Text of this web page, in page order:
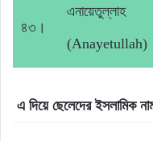
৪৩।
এনায়েতুল্লাহ
(Anayetullah)
এ দিয়ে ছেলেদের ইসলামিক